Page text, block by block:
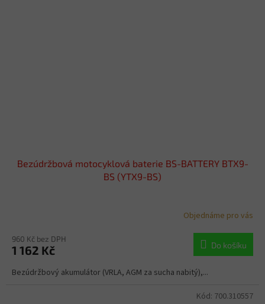
Bezúdržbová motocyklová baterie BS-BATTERY BTX9-
BS (YTX9-BS)
Objednáme pro vás
960 Kč bez DPH
1 162 Kč Do košíku
Bezúdržbový akumulátor (VRLA, AGM za sucha nabitý),...
Kód: 700.310557